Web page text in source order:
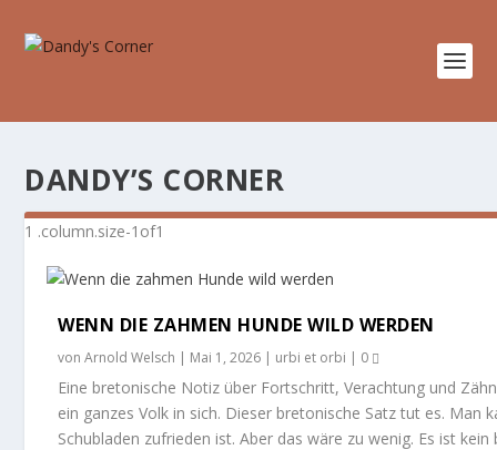
DANDY’S CORNER
WENN DIE ZAHMEN HUNDE WILD WERDEN
vonArnold Welsch | Mai 1, 2026 | urbi et orbi | 0
Eine bretonische Notiz über Fortschritt, Verachtung und
ein ganzes Volk in sich. Dieser bretonische Satz tut es.
Schubladen zufrieden ist. Aber das wäre zu wenig. Es ist